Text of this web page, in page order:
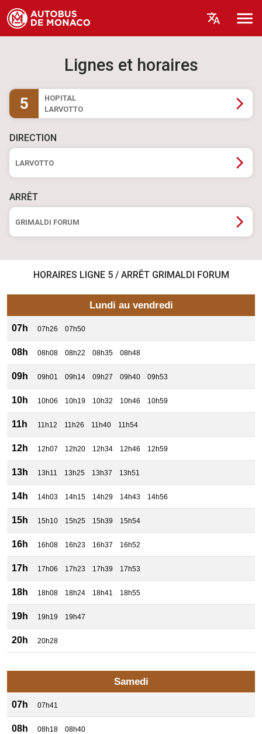
Lignes et horaires
5
HOPITAL
LARVOTTO
DIRECTION
LARVOTTO
ARRÊT
GRIMALDI FORUM
HORAIRES LIGNE 5 / ARRÊT GRIMALDI FORUM
Lundi au vendredi
07h 07h26 07h50
08h 08h08 08h22 08h35 08h48
09h 09h01 09h14 09h27 09h40 09h53
10h 10h06 10h19 10h32 10h46 10h59
11h 11h12 11h26 11h40 11h54
12h 12h07 12h20 12h34 12h46 12h59
13h 13h11 13h25 13h37 13h51
14h 14h03 14h15 14h29 14h43 14h56
15h 15h10 15h25 15h39 15h54
16h 16h08 16h23 16h37 16h52
17h 17h06 17h23 17h39 17h53
18h 18h08 18h24 18h41 18h55
19h 19h19 19h47
20h 20h28
Samedi
07h 07h41
08h 08h18 08h40